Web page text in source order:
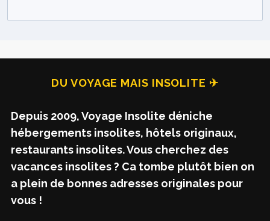
DU VOYAGE MAIS INSOLITE ✈
Depuis 2009, Voyage Insolite déniche
hébergements insolites, hôtels originaux,
restaurants insolites. Vous cherchez des
vacances insolites ? Ca tombe plutôt bien on
a plein de bonnes adresses originales pour
vous !